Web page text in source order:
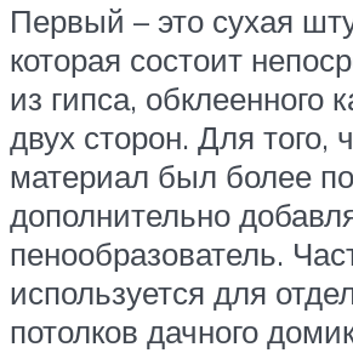
Первый – это сухая
которая состоит
из гипса, обклеенного
двух сторон. Для того,
материал был более
дополнительно
пенообразователь.
используется для
потолков дачного